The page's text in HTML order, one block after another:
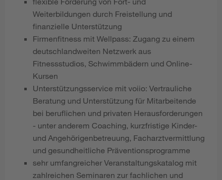
Weiterbildungen durch Freistellung und
finanzielle Unterstützung
Firmenfitness mit Wellpass: Zugang zu einem
deutschlandweiten Netzwerk aus
Fitnessstudios, Schwimmbädern und Online-
Kursen
Unterstützungsservice mit voiio: Vertrauliche
Beratung und Unterstützung für Mitarbeitende
bei beruflichen und privaten Herausforderungen
- unter anderem Coaching, kurzfristige Kinder-
und Angehörigenbetreuung, Facharztvermittlung
und gesundheitliche Präventionsprogramme
sehr umfangreicher Veranstaltungskatalog mit
zahlreichen Seminaren zur fachlichen und